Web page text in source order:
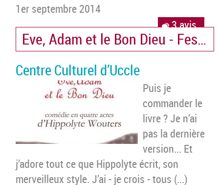
1er septembre 2014
3 avis
Eve, Adam et le Bon Dieu -
Centre Culturel d’Uccle
Puis je
commander le
livre ? Je n’ai
pas la dernière
version... Et
j’adore tout ce que Hippolyte écrit, son
merveilleux style. J’ai - je crois - tous (...)